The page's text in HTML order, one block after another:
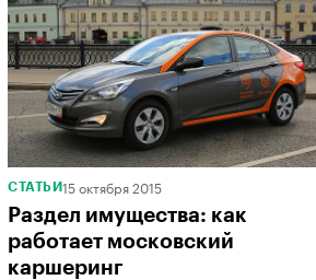
СТАТЬИ15 октября 2015
Раздел имущества: как
работает московский
каршеринг